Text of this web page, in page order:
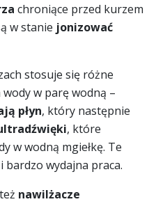
chroniące przed kurzem
w stanie jonizować
stosuje się różne
w parę wodną –
płyn, który następnie
, które
w wodną mgiełkę. Te
wydajna praca.
nawilżacze